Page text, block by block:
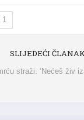
1
SLIJEDEĆI ČLANAK